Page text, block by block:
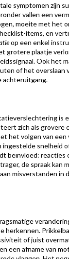
symptomen zijn
vallen een
moeite met het
items, en
op een enkel
grotere plaatje
Ook het
of het overslaan
achteruitgang.
is
zich als grovere
het volgen van een
ingestelde snelheid
beïnvloed: reacties
de spraak kan
misverstanden in
herkennen.
of juist
een afname van